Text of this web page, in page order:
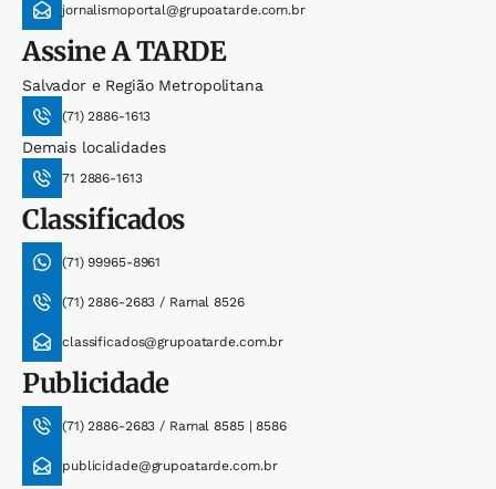
jornalismoportal@grupoatarde.com.br
AssineA TARDE
Salvador e Região Metropolitana
(71) 2886-1613
Demais localidades
71 2886-1613
Classificados
(71) 99965-8961
(71) 2886-2683 / Ramal 8526
classificados@grupoatarde.com.br
Publicidade
(71) 2886-2683 / Ramal 8585 | 8586
publicidade@grupoatarde.com.br